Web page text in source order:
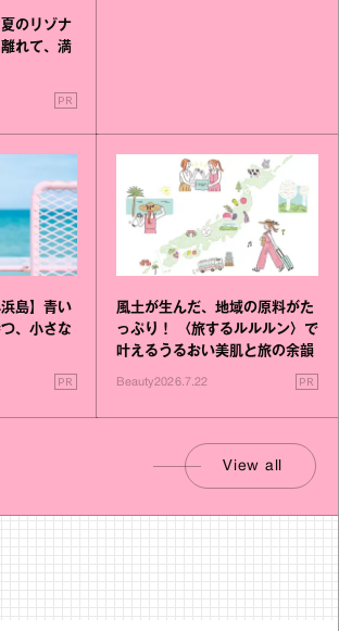
のリゾナ
れて、満
PR
浜島】青い
、小さな
PR
風土が生んだ、地域の原料がた
っぷり！ 〈旅するルルルン〉で
叶えるうるおい美肌と旅の余韻
Beauty2026.7.22 PR
View all